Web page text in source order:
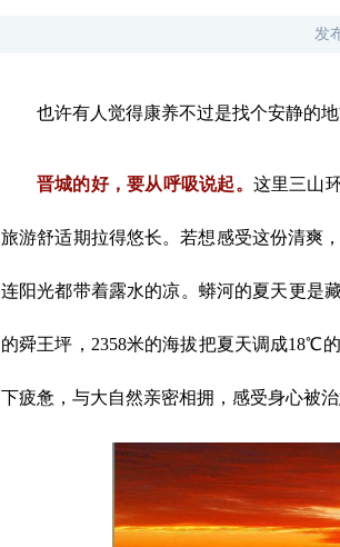
发
也许有人觉得康养不过是找个安静的
晋城的好，要从呼吸说起。 这里三山
旅游舒适期拉得悠长。若想感受这份清爽
连阳光都带着露水的凉。蟒河的夏天更是
的舜王坪，2358米的海拔把夏天调成18℃
下疲惫，与大自然亲密相拥，感受身心被治